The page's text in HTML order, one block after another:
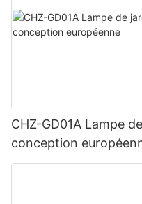
CHZ-GD01A Lampe
conception